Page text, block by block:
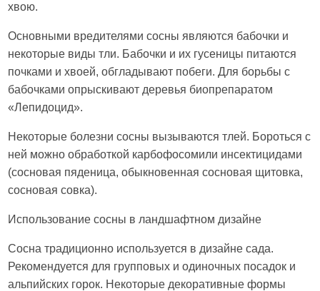
хвою.
Основными вредителями сосны являются бабочки и
некоторые виды тли. Бабочки и их гусеницы питаются
почками и хвоей, обгладывают побеги. Для борьбы с
бабочками опрыскивают деревья биопрепаратом
«Лепидоцид».
Некоторые болезни сосны вызываются тлей. Бороться с
ней можно обработкой карбофосомили инсектицидами
(сосновая пяденица, обыкновенная сосновая щитовка,
сосновая совка).
Использование сосны в ландшафтном дизайне
Сосна традиционно используется в дизайне сада.
Рекомендуется для групповых и одиночных посадок и
альпийских горок. Некоторые декоративные формы